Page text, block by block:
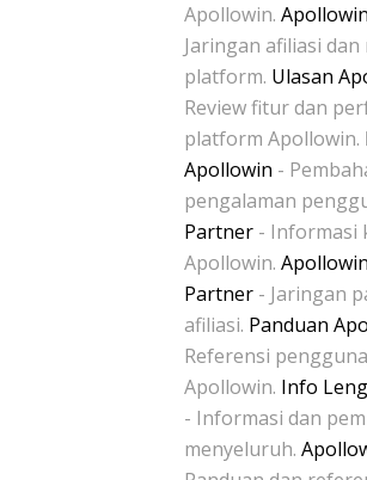
Apollowin.
Jaringan afiliasi
platform. Ulasan
Review fitur dan
platform Apollowin.
Apollowin -
pengalaman
Partner - Informasi
Apollowin.
Partner - Jaringan
afiliasi. Panduan
Referensi
Apollowin. Info
- Informasi dan
menyeluruh.